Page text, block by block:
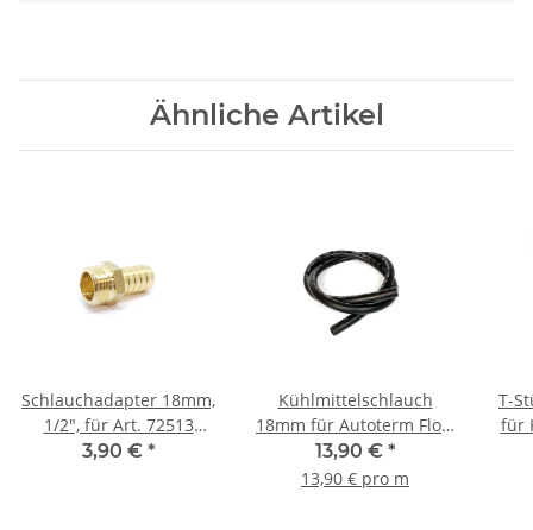
Ähnliche Artikel
Schlauchadapter 18mm,
1/2", für Art. 72513
Ausgleichsbehälter 8L
3,90 € *
Kühlmittelschlauch
18mm für Autoterm Flow
5D, 5B
13,90 € *
13,90 € pro m
T-
für